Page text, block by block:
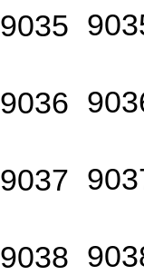
9035
9036
9037
9038